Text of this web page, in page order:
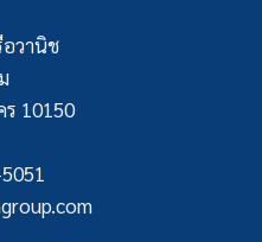
วานิช
10150